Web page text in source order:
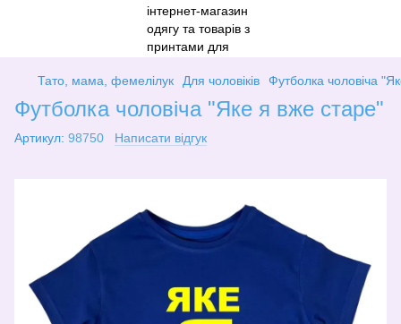
Тато, мама, фемелілук Для чоловіків Футболка чоловіча
Футболка чоловіча "Яке я вже старе"
Артикул: 98750 Написати відгук